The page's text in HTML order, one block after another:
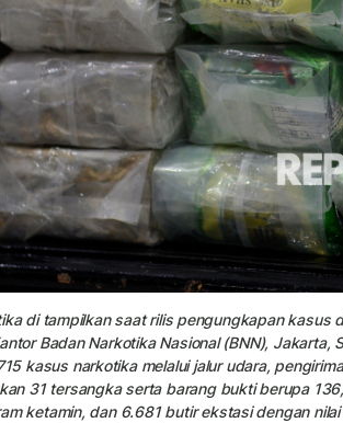
di tampilkan saat rilis pengungkapan kasus
Badan Narkotika Nasional (BNN),
kasus narkotika melalui jalur udara,
31 tersangka serta barang bukti berupa
ketamin, dan 6.681 butir ekstasi dengan